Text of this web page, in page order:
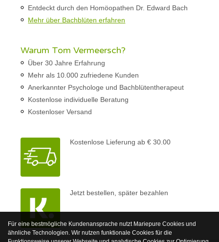
Entdeckt durch den Homöopathen Dr. Edward Bach
Mehr über Bachblüten erfahren
Warum Tom Vermeersch?
Über 30 Jahre Erfahrung
Mehr als 10.000 zufriedene Kunden
Anerkannter Psychologe und Bachblütentherapeut
Kostenlose individuelle Beratung
Kostenloser Versand
Kostenlose Lieferung ab € 30.00
Jetzt bestellen, später bezahlen
Für eine bestmögliche Kundenansprache nutzt Mariepure Cookies und
ähnliche Technologien. Wir nutzen funktionale Cookies für die